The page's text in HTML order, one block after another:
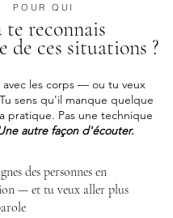
POUR QUI
te reconnais
de ces situations ?
avec les corps — ou tu veux
sens qu'il manque quelque
pratique. Pas une technique
autre façon d'écouter.
des personnes en
— et tu veux aller plus